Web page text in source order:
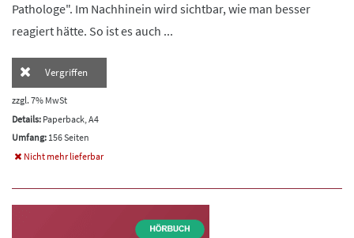
Pathologe". Im Nachhinein wird sichtbar, wie man besser
reagiert hätte. So ist es auch ...
Vergriffen
zzgl. 7% MwSt
Details: Paperback, A4
Umfang: 156 Seiten
Nicht mehr lieferbar